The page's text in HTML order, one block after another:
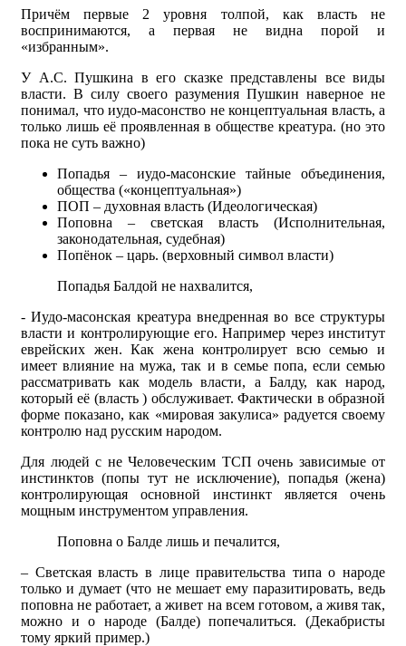
Причём первые 2 уровня толпой, как власть не
воспринимаются, а первая не видна порой и
«избранным».
У А.С. Пушкина в его сказке представлены все виды
власти. В силу своего разумения Пушкин наверное не
понимал, что иудо-масонство не концептуальная власть, а
только лишь её проявленная в обществе креатура. (но это
пока не суть важно)
Попадья – иудо-масонские тайные объединения,
общества («концептуальная»)
ПОП – духовная власть (Идеологическая)
Поповна – светская власть (Исполнительная,
законодательная, судебная)
Попёнок – царь. (верховный символ власти)
Попадья Балдой не нахвалится,
- Иудо-масонская креатура внедренная во все структуры
власти и контролирующие его. Например через институт
еврейских жен. Как жена контролирует всю семью и
имеет влияние на мужа, так и в семье попа, если семью
рассматривать как модель власти, а Балду, как народ,
который её (власть ) обслуживает. Фактически в образной
форме показано, как «мировая закулиса» радуется своему
контролю над русским народом.
Для людей с не Человеческим ТСП очень зависимые от
инстинктов (попы тут не исключение), попадья (жена)
контролирующая основной инстинкт является очень
мощным инструментом управления.
Поповна о Балде лишь и печалится,
– Светская власть в лице правительства типа о народе
только и думает (что не мешает ему паразитировать, ведь
поповна не работает, а живет на всем готовом, а живя так,
можно и о народе (Балде) попечалиться. (Декабристы
тому яркий пример.)